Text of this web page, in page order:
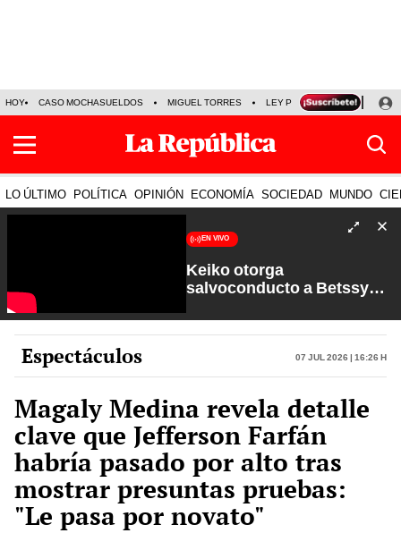
HOY CASO MOCHASUELDOS MIGUEL TORRES LEY PULPÍN PRECIO DEL
LO ÚLTIMO POLÍTICA OPINIÓN ECONOMÍA SOCIEDAD MUNDO
EN VIVO
Keiko otorga
salvoconducto a Betssy
Petroperú | Sin Guion con
Rosa María Palacios
Espectáculos 07 Jul 2026 | 16:26 h
Magaly Medina revela detalle
clave que Jefferson Farfán
habría pasado por alto tras
mostrar presuntas pruebas:
"Le pasa por novato"